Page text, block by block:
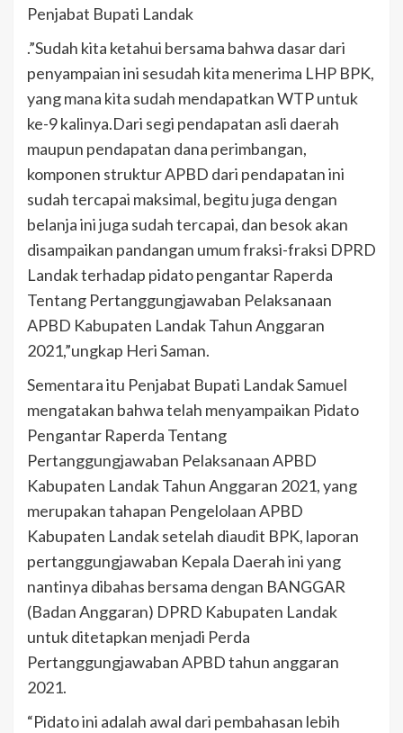
Penjabat Bupati Landak
.”Sudah kita ketahui bersama bahwa dasar dari
penyampaian ini sesudah kita menerima LHP BPK,
yang mana kita sudah mendapatkan WTP untuk
ke-9 kalinya.Dari segi pendapatan asli daerah
maupun pendapatan dana perimbangan,
komponen struktur APBD dari pendapatan ini
sudah tercapai maksimal, begitu juga dengan
belanja ini juga sudah tercapai, dan besok akan
disampaikan pandangan umum fraksi-fraksi DPRD
Landak terhadap pidato pengantar Raperda
Tentang Pertanggungjawaban Pelaksanaan
APBD Kabupaten Landak Tahun Anggaran
2021,”ungkap Heri Saman.
Sementara itu Penjabat Bupati Landak Samuel
mengatakan bahwa telah menyampaikan Pidato
Pengantar Raperda Tentang
Pertanggungjawaban Pelaksanaan APBD
Kabupaten Landak Tahun Anggaran 2021, yang
merupakan tahapan Pengelolaan APBD
Kabupaten Landak setelah diaudit BPK, laporan
pertanggungjawaban Kepala Daerah ini yang
nantinya dibahas bersama dengan BANGGAR
(Badan Anggaran) DPRD Kabupaten Landak
untuk ditetapkan menjadi Perda
Pertanggungjawaban APBD tahun anggaran
2021.
“Pidato ini adalah awal dari pembahasan lebih